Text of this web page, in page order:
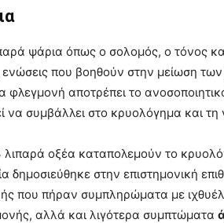
ψάρια όπως ο σολομός, ο τόνος
ενώσεις που βοηθούν στην μείωση
φλεγμονή αποτρέπει το
να συμβάλλει στο κρυολόγημα και
οξέα καταπολεμούν το
δημοσιεύθηκε στην επιστημονική
που πήραν συμπληρώματα με
αλλά και λιγότερα συμπτώματα